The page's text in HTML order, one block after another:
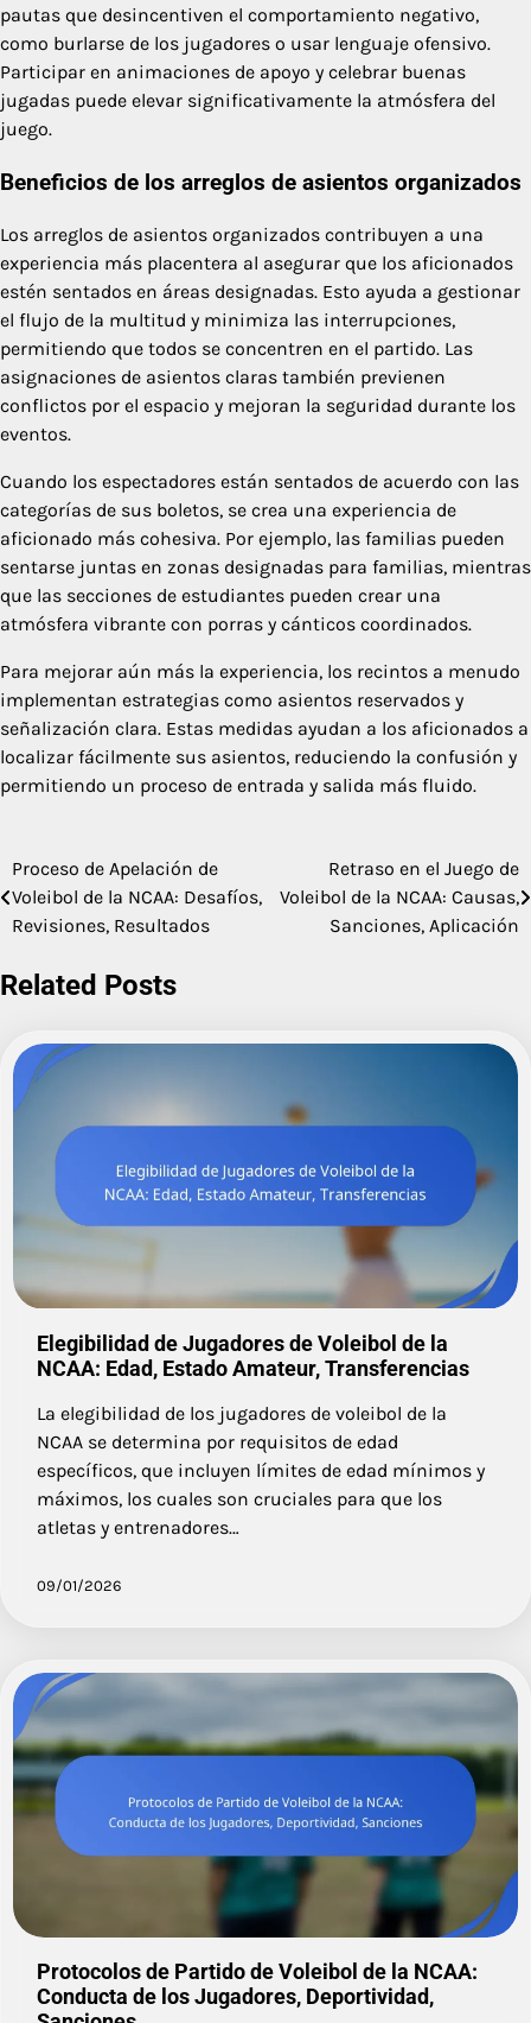
pautas que desincentiven el comportamiento negativo,
como burlarse de los jugadores o usar lenguaje ofensivo.
Participar en animaciones de apoyo y celebrar buenas
jugadas puede elevar significativamente la atmósfera del
juego.
Beneficios de los arreglos de asientos organizados
Los arreglos de asientos organizados contribuyen a una
experiencia más placentera al asegurar que los aficionados
estén sentados en áreas designadas. Esto ayuda a gestionar
el flujo de la multitud y minimiza las interrupciones,
permitiendo que todos se concentren en el partido. Las
asignaciones de asientos claras también previenen
conflictos por el espacio y mejoran la seguridad durante los
eventos.
Cuando los espectadores están sentados de acuerdo con las
categorías de sus boletos, se crea una experiencia de
aficionado más cohesiva. Por ejemplo, las familias pueden
sentarse juntas en zonas designadas para familias, mientras
que las secciones de estudiantes pueden crear una
atmósfera vibrante con porras y cánticos coordinados.
Para mejorar aún más la experiencia, los recintos a menudo
implementan estrategias como asientos reservados y
señalización clara. Estas medidas ayudan a los aficionados a
localizar fácilmente sus asientos, reduciendo la confusión y
permitiendo un proceso de entrada y salida más fluido.
Post
navigation
Proceso de Apelación de
Voleibol de la NCAA: Desafíos,
Revisiones, Resultados
Retraso en el Juego de
Voleibol de la NCAA: Causas,
Sanciones, Aplicación
Related Posts
Elegibilidad de Jugadores de Voleibol de la
NCAA: Edad, Estado Amateur, Transferencias
La elegibilidad de los jugadores de voleibol de la
NCAA se determina por requisitos de edad
específicos, que incluyen límites de edad mínimos y
máximos, los cuales son cruciales para que los
atletas y entrenadores…
09/01/2026
Protocolos de Partido de Voleibol de la NCAA:
Conducta de los Jugadores, Deportividad,